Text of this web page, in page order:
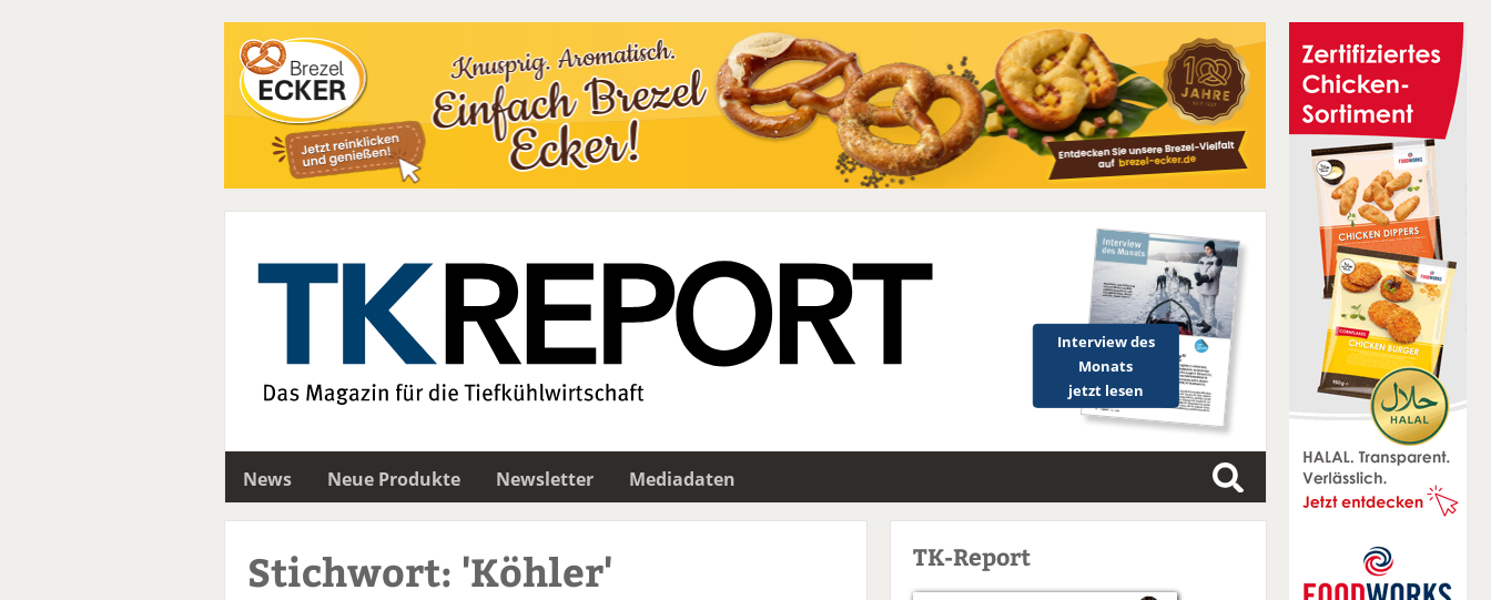
Interview des
Monats
jetzt lesen
News Neue Produkte Newsletter
Mediadaten
S
u
Stichwort: 'Köhler' TK-Report